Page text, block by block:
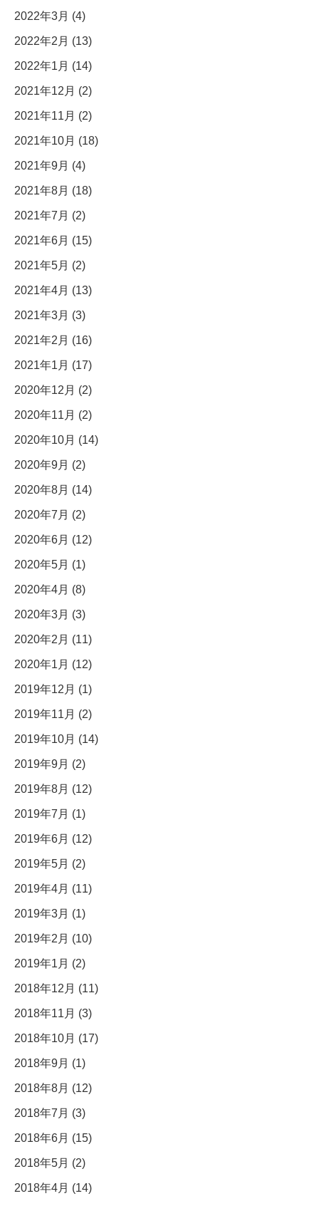
2022年3月 (4)
2022年2月 (13)
2022年1月 (14)
2021年12月 (2)
2021年11月 (2)
2021年10月 (18)
2021年9月 (4)
2021年8月 (18)
2021年7月 (2)
2021年6月 (15)
2021年5月 (2)
2021年4月 (13)
2021年3月 (3)
2021年2月 (16)
2021年1月 (17)
2020年12月 (2)
2020年11月 (2)
2020年10月 (14)
2020年9月 (2)
2020年8月 (14)
2020年7月 (2)
2020年6月 (12)
2020年5月 (1)
2020年4月 (8)
2020年3月 (3)
2020年2月 (11)
2020年1月 (12)
2019年12月 (1)
2019年11月 (2)
2019年10月 (14)
2019年9月 (2)
2019年8月 (12)
2019年7月 (1)
2019年6月 (12)
2019年5月 (2)
2019年4月 (11)
2019年3月 (1)
2019年2月 (10)
2019年1月 (2)
2018年12月 (11)
2018年11月 (3)
2018年10月 (17)
2018年9月 (1)
2018年8月 (12)
2018年7月 (3)
2018年6月 (15)
2018年5月 (2)
2018年4月 (14)